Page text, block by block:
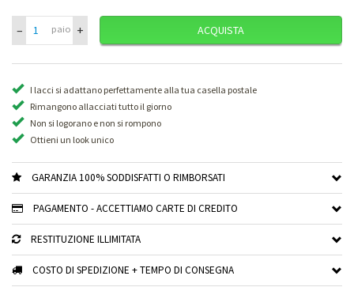
– paio + ACQUISTA
I lacci si adattano perfettamente alla tua casella postale
Rimangono allacciati tutto il giorno
Non si logorano e non si rompono
Ottieni un look unico
GARANZIA 100% SODDISFATTI O RIMBORSATI
PAGAMENTO - ACCETTIAMO CARTE DI CREDITO
RESTITUZIONE ILLIMITATA
COSTO DI SPEDIZIONE + TEMPO DI CONSEGNA